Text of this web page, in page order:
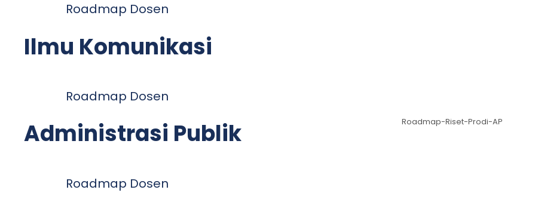
Roadmap Dosen
Ilmu Komunikasi
Roadmap Dosen
Administrasi Publik
Roadmap Dosen
Roadmap-Riset-Prodi-AP